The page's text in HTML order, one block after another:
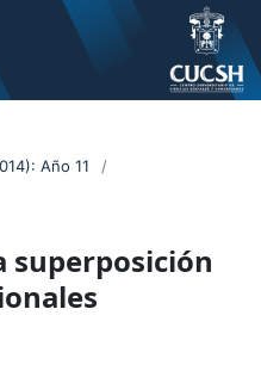
Año 11
/
superposición